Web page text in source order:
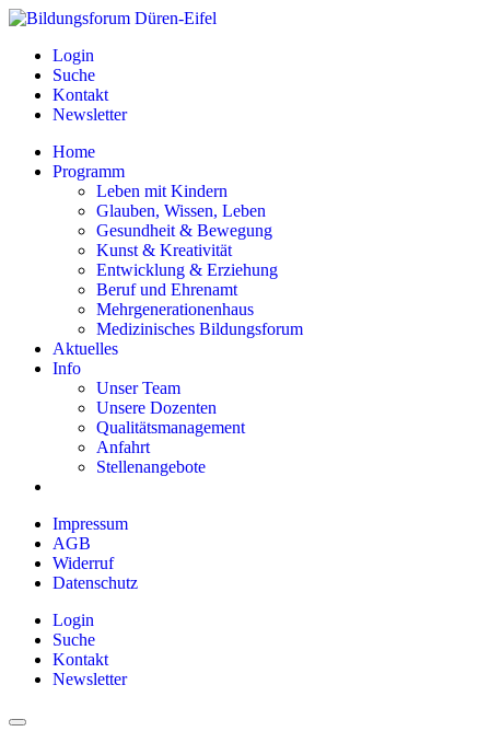
Login
Suche
Kontakt
Newsletter
Home
Programm
Leben mit Kindern
Glauben, Wissen, Leben
Gesundheit & Bewegung
Kunst & Kreativität
Entwicklung & Erziehung
Beruf und Ehrenamt
Mehrgenerationenhaus
Medizinisches Bildungsforum
Aktuelles
Info
Unser Team
Unsere Dozenten
Qualitätsmanagement
Anfahrt
Stellenangebote
Impressum
AGB
Widerruf
Datenschutz
Login
Suche
Kontakt
Newsletter